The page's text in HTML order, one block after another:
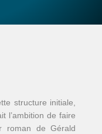
structure initiale,
l’ambition de faire
roman de Gérald